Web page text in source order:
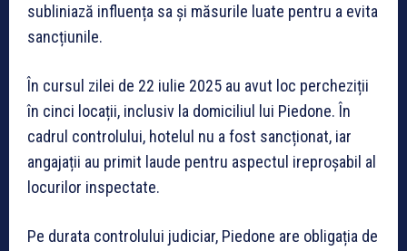
subliniază influența sa și măsurile luate pentru a evita
sancțiunile.
În cursul zilei de 22 iulie 2025 au avut loc percheziții
în cinci locații, inclusiv la domiciliul lui Piedone. În
cadrul controlului, hotelul nu a fost sancționat, iar
angajații au primit laude pentru aspectul ireproșabil al
locurilor inspectate.
Pe durata controlului judiciar, Piedone are obligația de